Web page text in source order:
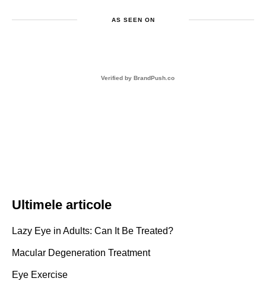
AS SEEN ON
Verified by BrandPush.co
Ultimele articole
Lazy Eye in Adults: Can It Be Treated?
Macular Degeneration Treatment
Eye Exercise